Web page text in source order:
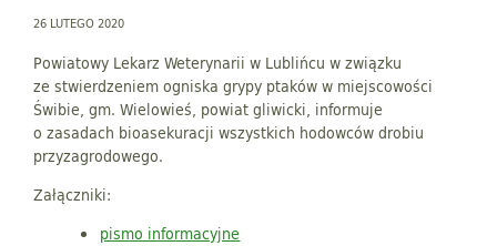
26 LUTEGO 2020
Powiatowy Lekarz Weterynarii w Lublińcu w związku
ze stwierdzeniem ogniska grypy ptaków w miejscowości
Świbie, gm. Wielowieś, powiat gliwicki, informuje
o zasadach bioasekuracji wszystkich hodowców drobiu
przyzagrodowego.
Załączniki:
pismo informacyjne